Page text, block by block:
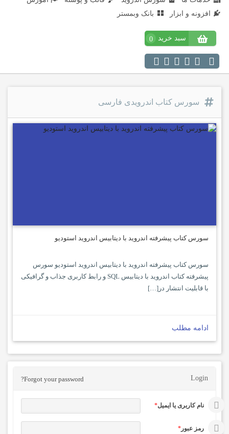
افزونه و ابزار
بانک وبمستر
سبد خرید 0
سورس کتاب اندرویدی فارسی
سورس کتاب پیشرفته اندروید با دیتابیس اندروید استودیو
سورس کتاب پیشرفته اندروید با دیتابیس اندروید استودیو سورس
پیشرفته کتاب اندروید با دیتابیس SQL و رابط کاربری جذاب و گرافیکی
با قابلیت انتشار در[…]
ادامه مطلب
Login
Forgot your password?
نام کاربری یا ایمیل*
رمز عبور *